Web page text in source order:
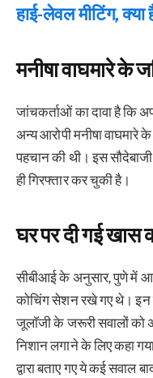
हाई-लेवल मीटिंग,
मनीषा वाघमारे के
जांचकर्ताओं का दावा है कि
अन्य आरोपी मनीषा वाघमारे
पहचान की थी। इस
ही गिरफ्तार कर चुकी है।
घर पर दी गई खास
सीबीआई के अनुसार, पुणे में
कोचिंग सेशन रखे गए थे। इन
जूलॉजी के जरूरी सवालों
निशान लगाने के लिए कहा
द्वारा बताए गए ये कई सवाल